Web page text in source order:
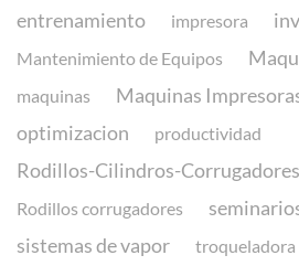
entrenamiento impresora
Mantenimiento de Equipos
maquinas Maquinas
optimizacion productividad
Rodillos-Cilindros-Corrugadores
Rodillos corrugadores
sistemas de vapor troqueladora